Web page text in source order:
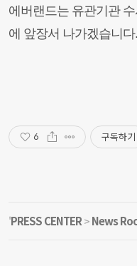
에버랜드는 유관기관
에 앞장서 나가겠습니다.
6 구독하기
'PRESS CENTER> News